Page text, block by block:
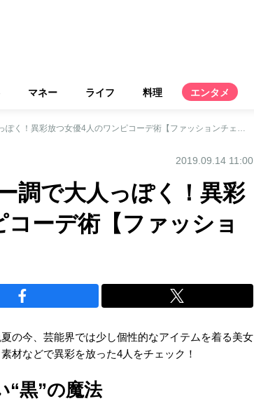
マネー ライフ 料理 エンタメ
吉岡里帆は黒のレザー調で大人っぽく！異彩放つ女優4人のワンピコーデ術【ファッションチェック】
2019.09.14 11:00
調で大人っぽく！異彩
ーデ術【ファッショ
の今、芸能界では少し個性的なアイテムを着る美女
材などで異彩を放った4人をチェック！
黒”の魔法